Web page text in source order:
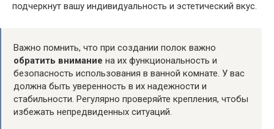
подчеркнут вашу индивидуальность и эстетический вкус.
Важно помнить, что при создании полок важно
обратить внимание на их функциональность и
безопасность использования в ванной комнате. У вас
должна быть уверенность в их надежности и
стабильности. Регулярно проверяйте крепления, чтобы
избежать непредвиденных ситуаций.